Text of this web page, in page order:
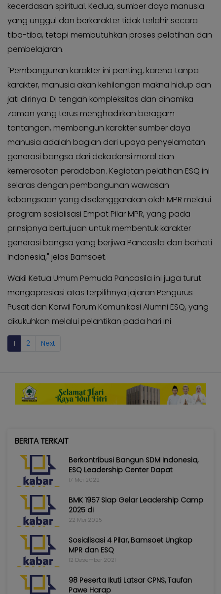
kecerdasan spiritual. Kedua, sumber daya manusia
yang unggul dan berkarakter tidak terlahir secara
tiba-tiba, tetapi membutuhkan proses pelatihan dan
pembelajaran.
"Pembangunan karakter ini penting, karena tanpa
karakter, manusia akan kehilangan makna hidup dan
jati dirinya. Di tengah kompleksitas dan dinamika
zaman yang terus menghadirkan beragam
tantangan, membangun karakter sumber daya
manusia adalah bagian dari upaya penyelamatan
generasi bangsa dari dekadensi moral dan
kemerosotan peradaban. Kegiatan pelatihan ESQ ini
selaras dengan pembangunan wawasan
kebangsaan yang diselenggarakan oleh MPR melalui
program sosialisasi Empat Pilar MPR, yang pada
prinsipnya bertujuan untuk membentuk karakter
generasi bangsa yang berjiwa Pancasila dan berhati
Indonesia," jelas Bamsoet.
Wakil Ketua Umum Pemuda Pancasila ini juga turut
mengapresiasi atas terpilihnya jajaran Pengurus
Pusat dan Korwil Forum Komunikasi Alumni ESQ, yang
dikukuhkan melalui pelantikan pada hari ini
1 2 Next
BERITA TERKAIT
Berkontribusi Bangun SDM Indonesia,
ESQ Leadership Center Dapat
17 Mei 2022
BMK 1957 Siap Gelar Leadership Camp
2025 di
22 Mei 2025
Sosialisasi 4 Pilar, Bamsoet Ungkap
MPR dan ESQ
12 Desember 2021
98 Peserta Ikuti Latsar CPNS, Taufan
Pawe Harap